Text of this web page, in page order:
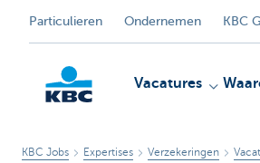
Particulieren Ondernemen KBC
Vacatures
KBC Jobs Expertises Verzekeringen